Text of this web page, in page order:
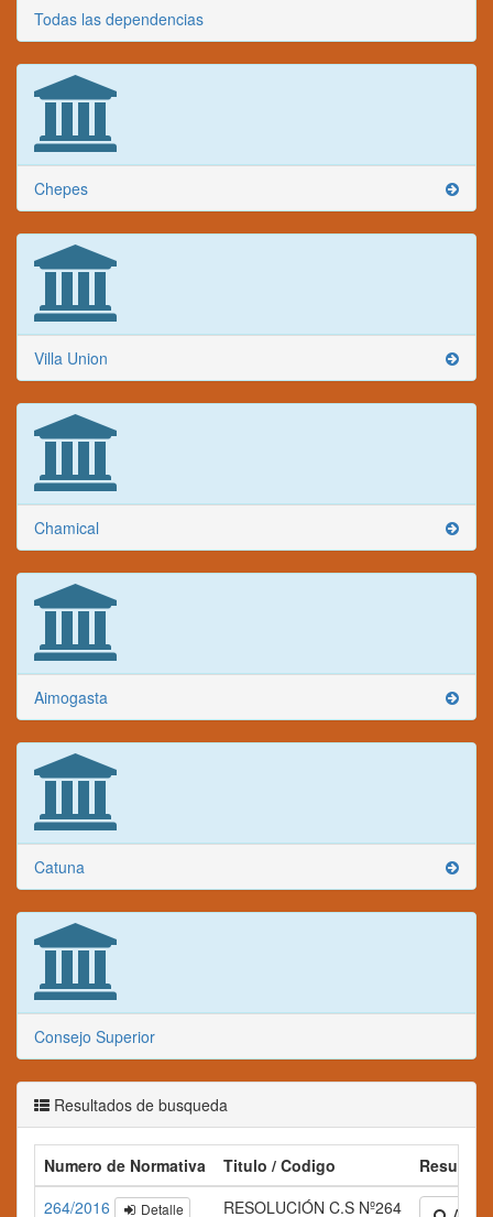
Todas las dependencias
Chepes
Villa Union
Chamical
Aimogasta
Catuna
Consejo Superior
Resultados de busqueda
Numero de Normativa Titulo / Codigo
Resumen
264/2016
Detalle RESOLUCIÓN C.S Nº264